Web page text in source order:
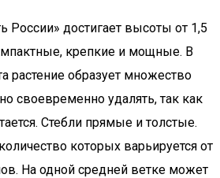
России» достигает высоты от 1,5
крепкие и мощные. В
растение образует множество
своевременно удалять, так как
Стебли прямые и толстые.
которых варьируется от
На одной средней ветке может